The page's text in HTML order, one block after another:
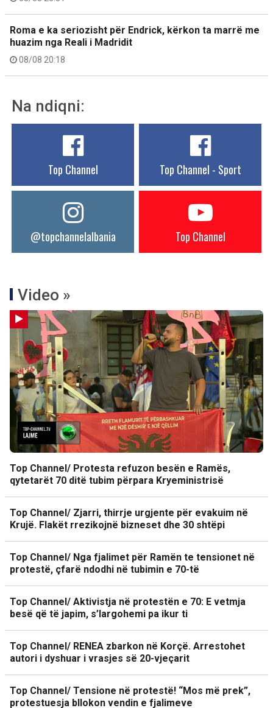
Roma e ka seriozisht për Endrick, kërkon ta marrë me
huazim nga Reali i Madridit
08/08 20:18
Na ndiqni:
Top Channel Top Channel - Sport
@topchannelalbania Top Channel
Video »
Top Channel/ Protesta refuzon besën e Ramës,
qytetarët 70 ditë tubim përpara Kryeministrisë
Top Channel/ Zjarri, thirrje urgjente për evakuim në
Krujë. Flakët rrezikojnë bizneset dhe 30 shtëpi
Top Channel/ Nga fjalimet për Ramën te tensionet në
protestë, çfarë ndodhi në tubimin e 70-të
Top Channel/ Aktivistja në protestën e 70: E vetmja
besë që të japim, s’largohemi pa ikur ti
Top Channel/ RENEA zbarkon në Korçë. Arrestohet
autori i dyshuar i vrasjes së 20-vjeçarit
Top Channel/ Tensione në protestë! “Mos më prek”,
protestuesja bllokon vendin e fjalimeve